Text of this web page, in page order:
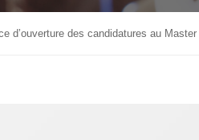
d’ouverture des candidatures au